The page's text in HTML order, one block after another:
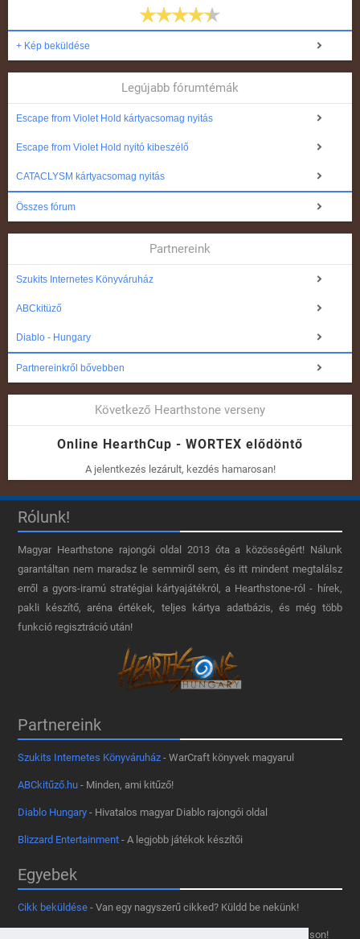
+ Kép beküldése
Legújabb fórumtémák
Escape from Violet Hold kártyacsomag nyitás
Escape from Violet Hold nyitó kibeszélő
CATACLYSM kártyacsomag nyitás
Összes fórum
Partnereink
Szukits Internetes Könyváruház
ABCkitüző
Diablo - Hungary
Partnereinkről bővebben
Következő Hearthstone verseny
Online HearthCup - WORTEX elődöntő
A jelentkezés lezárult, kezdés hamarosan!
Rólunk!
Magyar Hearthstone​ rajongói oldal 2013 óta a közösségért! Nálunk
garantáltan nem maradsz le semmiről sem, és itt mindent megtalálsz
erről a gyors-iramú stratégiai kártyajátékról, a Hearthstone-ról - hírek,
pakli készítő, aréna értékek, teljes kártya adatbázis, és még több
funkció regisztráció után!
Partnereink
Szukits Internetes Könyváruház - WarCraft könyvek magyarul
ABCkitűző.hu - Minden, ami kitűző!
Diablo Hungary - Hivatalos magyar Diablo rajongói oldal
Blizzard Entertainment - A legjobb játékok készítői
Egyebek
Cikk beküldése - Van egy nagyszerű cikked? Küldd be nekünk!
- Tetszik az oldal? Segíts, hogy fennmaradhasson!